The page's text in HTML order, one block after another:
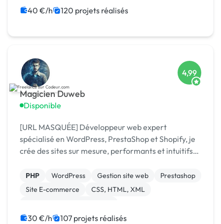
40 €/h 120 projets réalisés
Magicien Duweb
Disponible
4,99
[URL MASQUÉE] Développeur web expert
spécialisé en WordPress, PrestaShop et Shopify, je
crée des sites sur mesure, performants et intuitifs
PHP WordPress Gestion site web
Prestashop
Site E-commerce
CSS, HTML, XML
Création de site internet
WooCommerce
30 €/h 107 projets réalisés